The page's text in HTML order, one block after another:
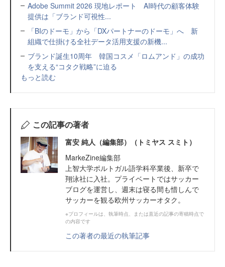
Adobe Summit 2026 現地レポート AI時代の顧客体験
提供は「ブランド可視性...
「BIのドーモ」から「DXパートナーのドーモ」へ 新
組織で仕掛ける全社データ活用支援の新機...
ブランド誕生10周年 韓国コスメ「ロムアンド」の成功
を支える“コタク戦略”に迫る
もっと読む
この記事の著者
富安 純人（編集部）（トミヤス スミト）
MarkeZine編集部
上智大学ポルトガル語学科卒業後、新卒で
翔泳社に入社。プライベートではサッカー
ブログを運営し、週末は寝る間も惜しんで
サッカーを観る欧州サッカーオタク。
※プロフィールは、執筆時点、または直近の記事の寄稿時点で
の内容です
この著者の最近の執筆記事